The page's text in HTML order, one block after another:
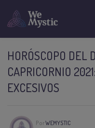
HORÓSCOPO DEL
CAPRICORNIO
EXCESIVOS
PorWEMYSTIC